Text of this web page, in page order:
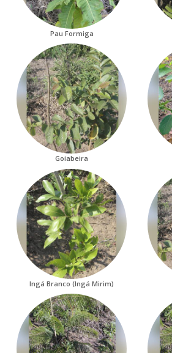
Pau Formiga
Goiabeira
Ingá Branco (Ingá Mirim)